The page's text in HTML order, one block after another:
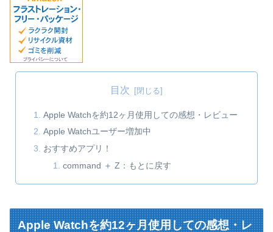
目次
Apple Watchを約12ヶ月使用しての感想・レビュー
Apple Watchユーザー増加中
おすすめアプリ！
command ＋ Z：もとに戻す
Apple Watchを約12ヶ月使用しての感想・レ